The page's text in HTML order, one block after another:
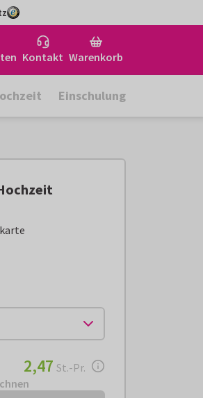
Kontakt Warenkorb
Einschulung
€ 2,47pro Stück
2,47 St.-Pr.